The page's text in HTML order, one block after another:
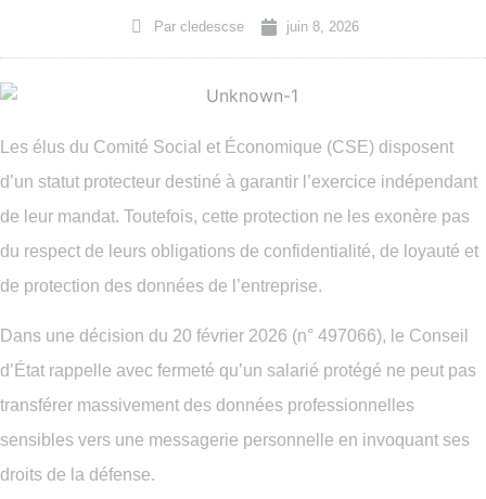
Parcledescse juin 8, 2026
Les élus du Comité Social et Économique (CSE) disposent
d’un statut protecteur destiné à garantir l’exercice indépendant
de leur mandat. Toutefois, cette protection ne les exonère pas
du respect de leurs obligations de confidentialité, de loyauté et
de protection des données de l’entreprise.
Dans une décision du 20 février 2026 (n° 497066), le Conseil
d’État rappelle avec fermeté qu’un salarié protégé ne peut pas
transférer massivement des données professionnelles
sensibles vers une messagerie personnelle en invoquant ses
droits de la défense.